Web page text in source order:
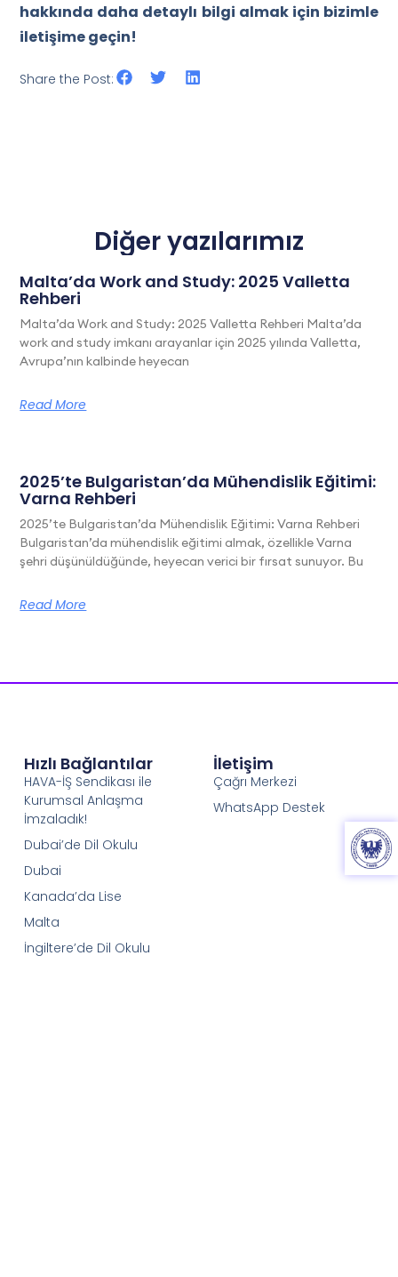
hakkında daha detaylı bilgi almak için bizimle
iletişime geçin!
Share the Post:
Diğer yazılarımız
Malta’da Work and Study: 2025 Valletta
Rehberi
Malta’da Work and Study: 2025 Valletta Rehberi Malta’da
work and study imkanı arayanlar için 2025 yılında Valletta,
Avrupa’nın kalbinde heyecan
Read More
2025’te Bulgaristan’da Mühendislik Eğitimi:
Varna Rehberi
2025’te Bulgaristan’da Mühendislik Eğitimi: Varna Rehberi
Bulgaristan’da mühendislik eğitimi almak, özellikle Varna
şehri düşünüldüğünde, heyecan verici bir fırsat sunuyor. Bu
Read More
Hızlı Bağlantılar
HAVA-İŞ Sendikası ile
Kurumsal Anlaşma
İmzaladık!
Dubai’de Dil Okulu
Dubai
Kanada’da Lise
Malta
İngiltere’de Dil Okulu
İletişim
Çağrı Merkezi
WhatsApp Destek